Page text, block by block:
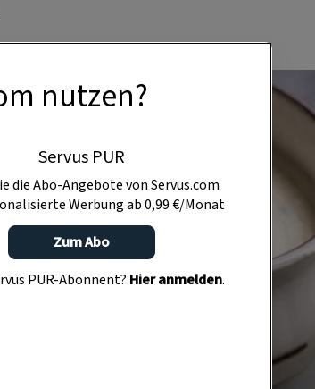
nutzen?
Servus PUR
die Abo-Angebote von Servus.com
Werbung ab 0,99 €/Monat
Zum Abo
PUR-Abonnent? Hier anmelden.